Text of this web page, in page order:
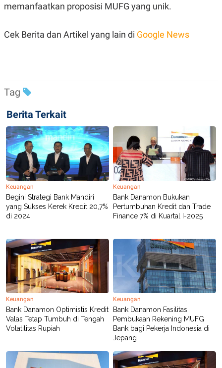
E
OF
USE
PEDOMAN
PEMBERITAAN
SIBER
PRIVACY
POLICY
memanfaatkan proposisi MUFG yang unik.
Cek Berita dan Artikel yang lain di Google News
Tag
Berita Terkait
Keuangan
Begini Strategi Bank Mandiri
yang Sukses Kerek Kredit 20,7%
di 2024
Keuangan
Bank Danamon Bukukan
Pertumbuhan Kredit dan Trade
Finance 7% di Kuartal I-2025
Keuangan
Bank Danamon Optimistis Kredit
Valas Tetap Tumbuh di Tengah
Volatilitas Rupiah
Keuangan
Bank Danamon Fasilitas
Pembukaan Rekening MUFG
Bank bagi Pekerja Indonesia di
Jepang